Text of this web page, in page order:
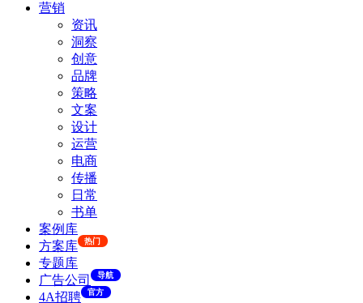
营销
资讯
洞察
创意
品牌
策略
文案
设计
运营
电商
传播
日常
书单
案例库
方案库
热门
专题库
广告公司
导航
4A招聘 官方